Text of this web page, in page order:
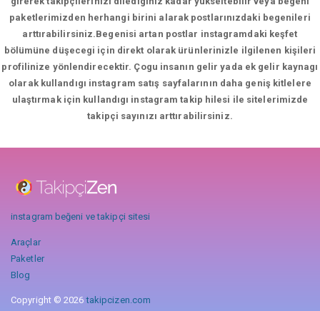
paketlerimizden herhangi birini alarak postlarınızdaki begenileri
arttırabilirsiniz.Begenisi artan postlar instagramdaki keşfet
bölümüne düşecegi için direkt olarak ürünlerinizle ilgilenen kişileri
profilinize yönlendirecektir. Çogu insanın gelir yada ek gelir kaynagı
olarak kullandıgı instagram satış sayfalarının daha geniş kitlelere
ulaştırmak için kullandıgı instagram takip hilesi ile sitelerimizde
takipçi sayınızı arttırabilirsiniz.
instagram beğeni ve takipçi sitesi
Araçlar
Paketler
Blog
Copyright © 2026takipcizen.com